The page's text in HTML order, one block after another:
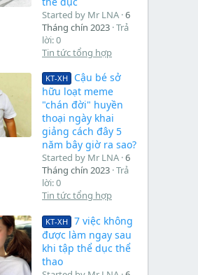
Started by Mr LNA 6
Tháng chín 2023 Trả
lời: 0
Tin tức tổng hợp
KT-XH
Cậu bé sở
hữu loạt meme
"chán đời" huyền
thoại ngày khai
giảng cách đây 5
năm bây giờ ra sao?
Started by Mr LNA 6
Tháng chín 2023 Trả
lời: 0
Tin tức tổng hợp
KT-XH
7 việc không
được làm ngay sau
khi tập thể dục thể
thao